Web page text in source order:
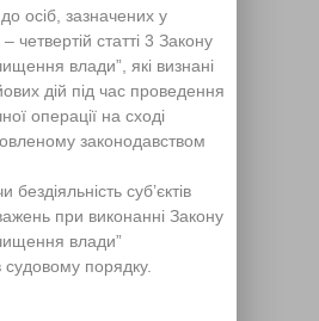
осіб, зазначених у
четвертій статті 3 Закону
влади”, які визнані
дій під час проведення
операції на сході
законодавством
бездіяльність суб’єктів
при виконанні Закону
влади”
порядку.